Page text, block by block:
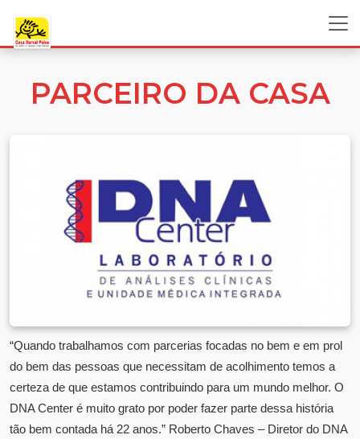
PARCEIRO DA CASA
“Quando trabalhamos com parcerias focadas no bem e em prol
do bem das pessoas que necessitam de acolhimento temos a
certeza de que estamos contribuindo para um mundo melhor. O
DNA Center é muito grato por poder fazer parte dessa história
tão bem contada há 22 anos.” Roberto Chaves – Diretor do DNA